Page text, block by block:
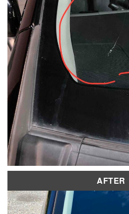
AFTER